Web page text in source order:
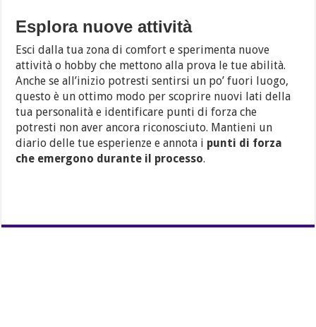
Esplora nuove attività
Esci dalla tua zona di comfort e sperimenta nuove
attività o hobby che mettono alla prova le tue abilità.
Anche se all’inizio potresti sentirsi un po’ fuori luogo,
questo è un ottimo modo per scoprire nuovi lati della
tua personalità e identificare punti di forza che
potresti non aver ancora riconosciuto. Mantieni un
diario delle tue esperienze e annota i punti di forza
che emergono durante il processo.